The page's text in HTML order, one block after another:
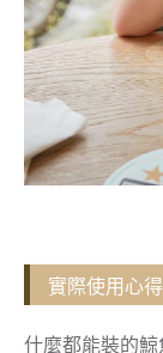
實際使用心得
什麼都能裝的